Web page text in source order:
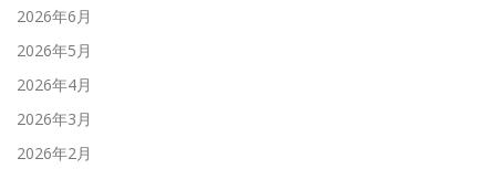
2026年6月
2026年5月
2026年4月
2026年3月
2026年2月